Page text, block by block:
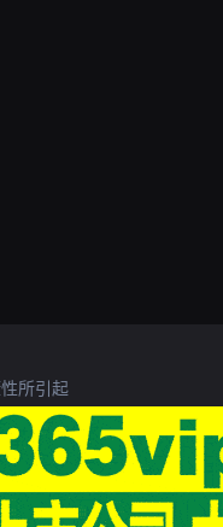
所引起
理。